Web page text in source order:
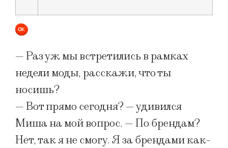
— Раз уж мы встретились в рамках
недели моды, расскажи, что ты
носишь?
— Вот прямо сегодня? — удивился
Миша на мой вопрос. — По брендам?
Нет, так я не смогу. Я за брендами как-